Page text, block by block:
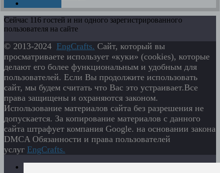
Сейчас 116 гостей и ни одного зарегистрированного
пользователя на сайте
© 2013-2024 EngСrafts. Сайт, который вы
просматриваете использует «куки» (cookies), которые
делают его более функциональным и удобным для
пользователей. Если Вы продолжите использовать
сайт, мы будем считать что Вас это устраивает.Все
права защищены и охраняются законом.
Использование материалов сайта без разрешения не
допускается. За копирование материалов с данного
сайта штрафует компания Google. на основании закона
DMCA Обязанности и права пользователей
услуг EngСrafts.